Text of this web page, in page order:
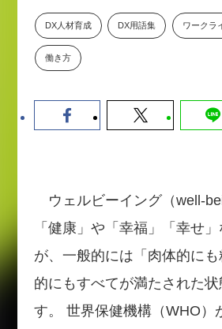
代に、なぜ「
ャリアが求め
DX人材育成 DX用語集 ワークラ
働き方
ウェルビーイング（well-
「健康」や「幸福」「幸せ
が、一般的には「肉体的に
的にもすべてが満たされた状
す。 世界保健機構（WHO）